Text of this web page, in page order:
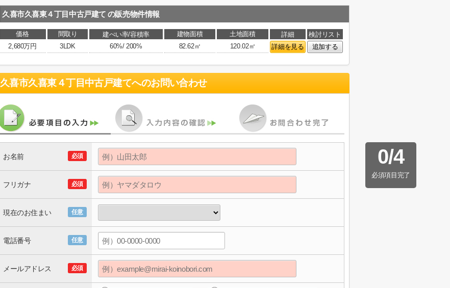
久喜市久喜東４丁目中古戸建て の販売物件情報
価格 間取り 建ぺい率/容積率 建物面積 土地面積 詳細
検討リスト
2,680万円
3LDK 60%/ 200% 82.62㎡ 120.02㎡ 詳細を見る 追加する
久喜市久喜東４丁目中古戸建てへのお問い合わせ
0/4
必須項目完了
必須
お名前
必須
フリガナ
任意
現在のお住まい
任意
電話番号
必須
メールアドレス